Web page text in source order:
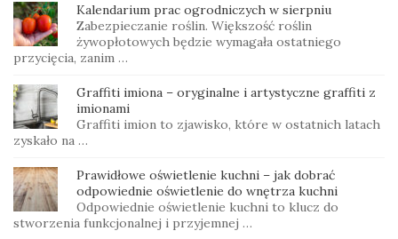
Kalendarium prac ogrodniczych w sierpniu
Zabezpieczanie roślin. Większość roślin
żywopłotowych będzie wymagała ostatniego
przycięcia, zanim …
Graffiti imiona – oryginalne i artystyczne graffiti z
imionami
Graffiti imion to zjawisko, które w ostatnich latach
zyskało na …
Prawidłowe oświetlenie kuchni – jak dobrać
odpowiednie oświetlenie do wnętrza kuchni
Odpowiednie oświetlenie kuchni to klucz do
stworzenia funkcjonalnej i przyjemnej …